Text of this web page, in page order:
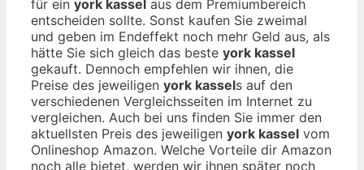
für ein york kassel aus dem Premiumbereich
entscheiden sollte. Sonst kaufen Sie zweimal
und geben im Endeffekt noch mehr Geld aus, als
hätte Sie sich gleich das beste york kassel
gekauft. Dennoch empfehlen wir ihnen, die
Preise des jeweiligen york kassels auf den
verschiedenen Vergleichsseiten im Internet zu
vergleichen. Auch bei uns finden Sie immer den
aktuellsten Preis des jeweiligen york kassel vom
Onlineshop Amazon. Welche Vorteile dir Amazon
noch alle bietet, werden wir ihnen später noch